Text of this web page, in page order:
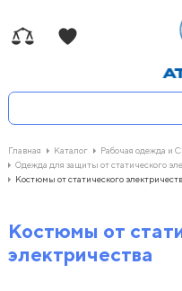
Главная Каталог
Рабочая одежда и
Одежда для защиты от статического
Костюмы от статического
Костюмы от
электричества